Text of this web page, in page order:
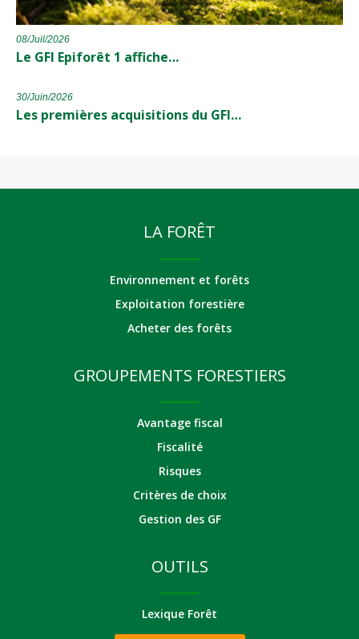
08/Juil/2026
Le GFI Epiforêt 1 affiche…
30/Juin/2026
Les premières acquisitions du GFI…
LA FORÊT
Environnement et forêts
Exploitation forestière
Acheter des forêts
GROUPEMENTS FORESTIERS
Avantage fiscal
Fiscalité
Risques
Critères de choix
Gestion des GF
OUTILS
Lexique Forêt